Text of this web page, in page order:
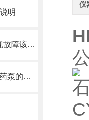
明
MSAF070机械隔膜计量泵出现故障该如何处理呢？
智能加药新趋势：环保设备加药泵的自动化与智能化
仪